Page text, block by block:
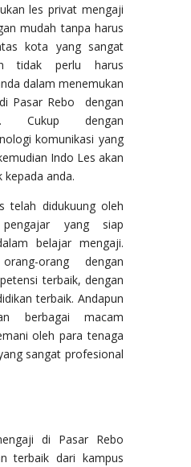
les privat mengaji
mudah tanpa harus
kota yang sangat
tidak perlu harus
dalam menemukan
Pasar Rebo dengan
Cukup dengan
komunikasi yang
Indo Les akan
anda.
telah didukuung oleh
yang siap
belajar mengaji.
orang dengan
terbaik, dengan
terbaik. Andapun
berbagai macam
oleh para tenaga
sangat profesional
di Pasar Rebo
terbaik dari kampus